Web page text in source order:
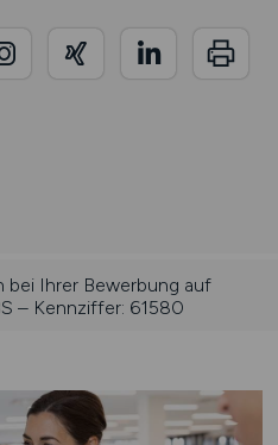
bei Ihrer Bewerbung auf
– Kennziffer: 61580